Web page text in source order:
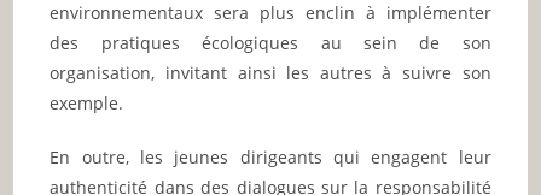
environnementaux sera plus enclin à implémenter
des pratiques écologiques au sein de son
organisation, invitant ainsi les autres à suivre son
exemple.
En outre, les jeunes dirigeants qui engagent leur
authenticité dans des dialogues sur la responsabilité